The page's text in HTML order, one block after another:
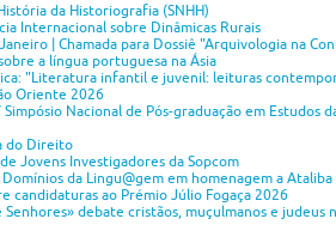
da Historiografia (SNHH)
Internacional sobre Dinâmicas Rurais
| Chamada para Dossiê "Arquivologia na
a língua portuguesa na Ásia
"Literatura infantil e juvenil: leituras
Oriente 2026
Nacional de Pós-graduação em Estudos
do Direito
Jovens Investigadores da Sopcom
da Lingu@gem em homenagem a Ataliba
candidaturas ao Prémio Júlio Fogaça 2026
Senhores» debate cristãos, muçulmanos e judeus